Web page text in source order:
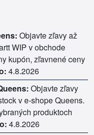
Objavte zľavy až
WIP v obchode
kupón, zľavnené ceny
4.8.2026
Objavte zľavy
v e-shope Queens.
produktoch
4.8.2026